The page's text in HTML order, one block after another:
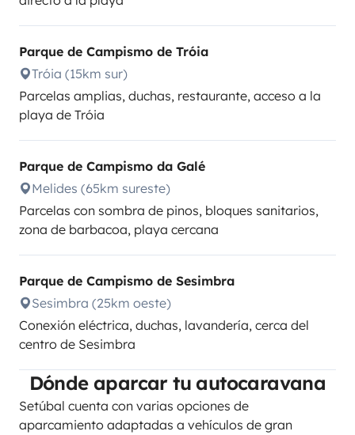
Parque de Campismo de Tróia
Tróia (15km sur)
Parcelas amplias, duchas, restaurante, acceso a la
playa de Tróia
Parque de Campismo da Galé
Melides (65km sureste)
Parcelas con sombra de pinos, bloques sanitarios,
zona de barbacoa, playa cercana
Parque de Campismo de Sesimbra
Sesimbra (25km oeste)
Conexión eléctrica, duchas, lavandería, cerca del
centro de Sesimbra
Dónde aparcar tu autocaravana
Setúbal cuenta con varias opciones de
aparcamiento adaptadas a vehículos de gran